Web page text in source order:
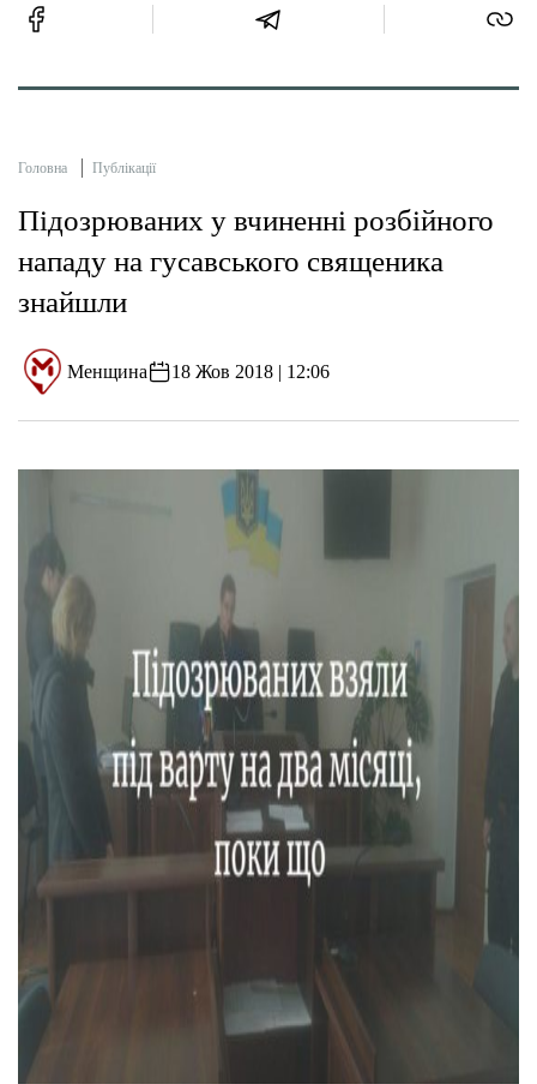
Головна Публікації
Підозрюваних у вчиненні розбійного
нападу на гусавського священика
знайшли
Менщина 18 Жов 2018 | 12:06